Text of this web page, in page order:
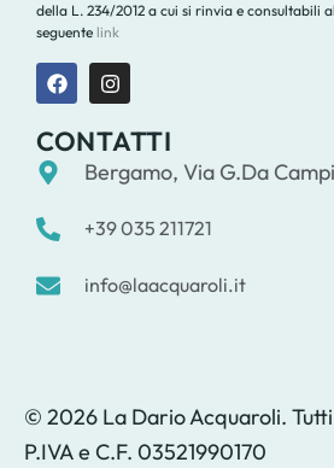
della L. 234/2012 a cui si rinvia e consultabili al
seguente link
CONTATTI
Bergamo, Via G.Da
+39 035 211721
info@laacquaroli.it
© 2026 La Dario Acquaroli.
P.IVA e C.F. 03521990170